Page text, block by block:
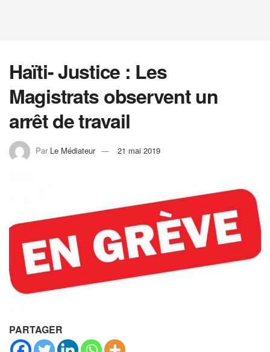
Haïti- Justice : Les
Magistrats observent un
arrêt de travail
Par Le Médiateur 21 mai 2019
PARTAGER